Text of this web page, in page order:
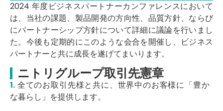
2024 年度ビジネスパートナーカンファレンスにおいて
は、当社の課題、製品開発の方向性、品質方針、ならび
にパートナーシップ方針について詳細に議論を行いまし
た。今後も定期的にこのような会合を開催し、ビジネス
パートナーと共に成長を遂げてまいります。
ニトリグループ取引先憲章
1. 全てのお取引 先様と共に、 世界中のお客様に「豊か
な暮らし」を提供します。